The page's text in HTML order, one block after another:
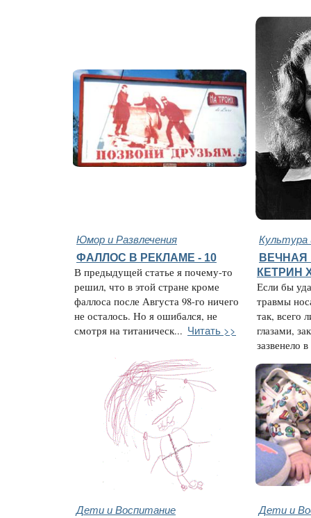
Юмор и Развлечения Культура
ФАЛЛОС В РЕКЛАМЕ - 10
В предыдущей статье я почему-то
решил, что в этой стране кроме
фаллоса после Августа 98-го ничего
не осталось. Но я ошибался, не
смотря на титаническ... Читать >>
ВЕЧНАЯ
КЕТРИН
Если бы
травмы
так, всего
глазами,
зазвенело
Дети и Воспитание Дети и